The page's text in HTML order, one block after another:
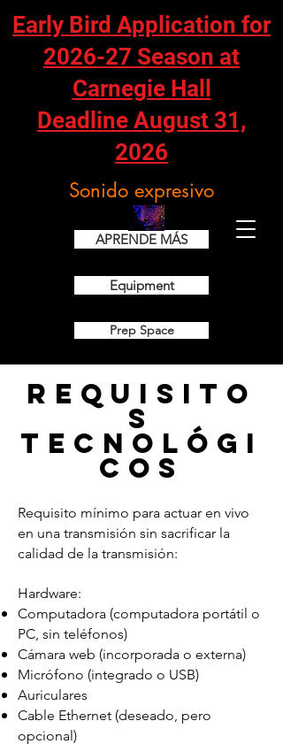
Sonido expresivo
Early Bird Application for
2026-27 Season at
Carnegie Hall
Deadline August 31,
2026
APRENDE MÁS
Equipment
Prep Space
Requisito
s
tecnológi
cos
Requisito mínimo para actuar en vivo
en una transmisión sin sacrificar la
calidad de la transmisión:
Hardware:
Computadora (computadora portátil o
PC, sin teléfonos)
Cámara web (incorporada o externa)
Micrófono (integrado o USB)
Auriculares
Cable Ethernet (deseado, pero
opcional)